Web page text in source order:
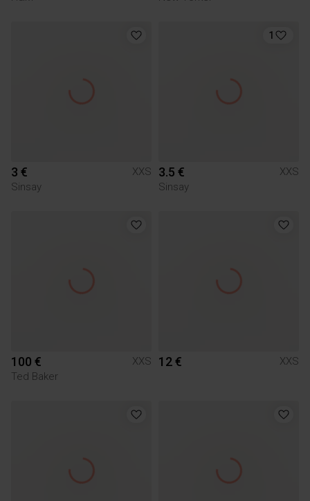
3 €
XXS
Sinsay
1
3.5 €
XXS
Sinsay
100 €
XXS
Ted Baker
12 € XXS